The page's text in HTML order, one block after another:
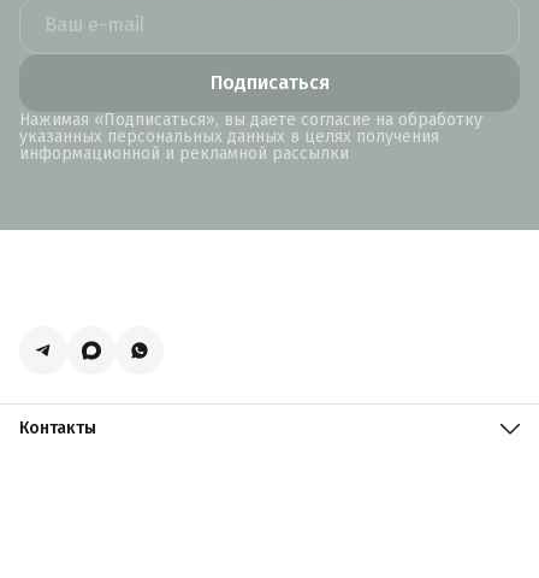
Подписаться
Нажимая «Подписаться», вы даете согласие на обработку
указанных персональных данных в целях получения
информационной и рекламной рассылки
Контакты